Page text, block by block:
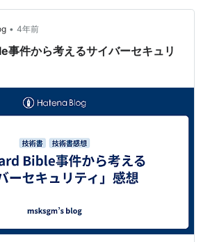
• 4年前
事件から考えるサイバーセキュリ